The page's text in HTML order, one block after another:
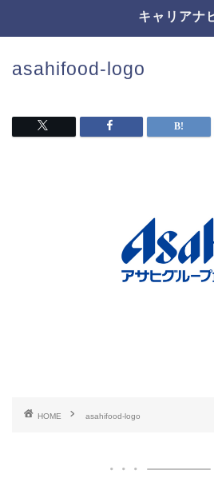
キャリアナ
asahifood-logo
HOME asahifood-logo